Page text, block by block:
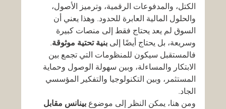
الكتل، والمدفوعات الرقمية، وترميز الأصول،
والحلول المالية العابرة للحدود. وهذا يعني أن
السوق لم يعد يحتاج فقط إلى منصات كبيرة
وسريعة، بل يحتاج أيضًا إلى بنية تحتية موثوقة.
فالمستقبل سيكون للمنظومات التي تجمع بين
الابتكار والمساءلة، وبين سهولة الوصول وحماية
المستثمر، وبين التكنولوجيا والتفكير المؤسسي
الجاد.
ومن هنا، يمكن النظر إلى موضوع بينانس مقابل